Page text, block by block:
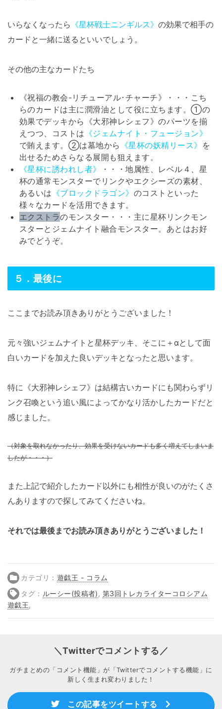
いらなくなったら 《星杯戦士ニンギルス》 の効果で相手の
カードと一緒に送るといいでしょう。
その他の主なカードたち
《祝福の教会-リチューアル･チャーチ》・・・こち
らのカードは主に潤滑油として役に立ちます。①の
効果でデッキから《大邪神レシェフ》のパーツを揃
えつつ、コストは 《ジェムナイト・フュージョン》
で賄えます。②は墓地から 《星杯の妖精リース》 を
出せるためさらなる展開も狙えます。
《星杯に誘われし者》
・・・地属性、レベル４、星
杯の通常モンスターでリンクやエクシーズの素材、
あるいは 《ブロックドラゴン》 のコストといった
様々なカードを活用できます。
エクストラのモンスター・・・主に星杯リンクモン
スターとジェムナイト融合モンスター。あとはお好
みでどうぞ。
５．最後に
ここまでお読み頂きありがとうございました！
元々強いジェムナイトと星杯デッキ、そこに＋αとして面
白いカードを加えた良いデッキとなったと思います。
特に《大邪神レシェフ》は結構古いカードにも関わらずリ
ンク召喚という追い風によってかなり活かしたカードだと
感じました。
（対象を取れなかったり、効果を受けないカードも多く増えてしまいま
したが・・・）
また上記で紹介したカード以外にも相性が良いのがたくさ
んありますので探してみてくださいね。
それでは最後までお読み頂きありがとうございました！
カテゴリ： 遊戯王 - コラム
タグ： ルーシー(投稿者), 第3回トレカライターコロシアム
遊戯王,
＼Twitterでコメントする／
ガチまとめの「コメント機能」が「Twitterでコメントする機能」に
新しく生まれ変わりました！
この記事をツイートする